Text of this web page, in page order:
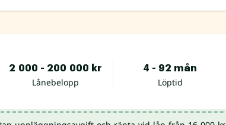
2 000 - 200 000 kr
Lånebelopp
4 - 92 mån
Löptid